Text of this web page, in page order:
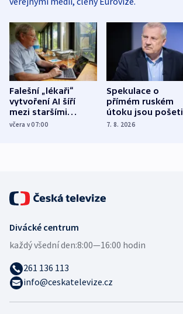
Falešní „lékaři“
vytvoření AI šíří
mezi staršími
Poláky nebezpečné
včera v 07:00
Spekulace o
přímém ruském
útoku jsou
míní estonský
7. 8. 2026
Divácké centrum
každý všední den:8:00—16:00 hodin
261 136 113
info@ceskatelevize.cz